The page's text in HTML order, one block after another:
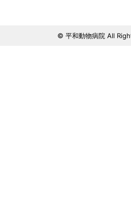
© 平和動物病院 All